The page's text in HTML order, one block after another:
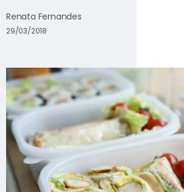
Renata Fernandes
29/03/2018